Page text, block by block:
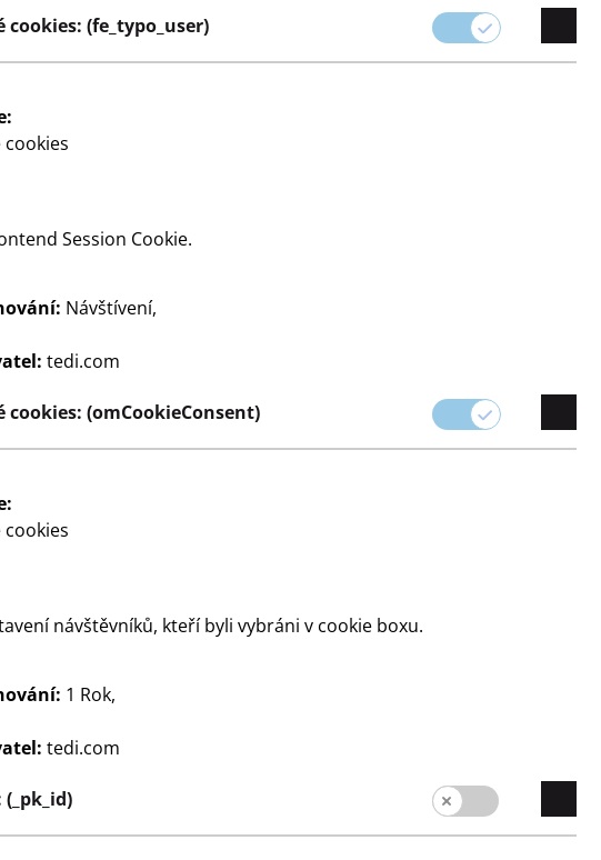
nástrojů, které vám
Papír a sešity
cookies: (fe_typo_user)
Session Cookie.
Návštívení,
tedi.com
cookies: (omCookieConsent)
návštěvníků, kteří byli vybráni v cookie boxu.
1 Rok,
tedi.com